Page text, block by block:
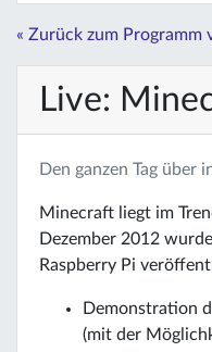
« Zurück zum Programm
Live:
Den ganzen Tag über
Minecraft liegt im
Dezember 2012
Raspberry Pi
Demonstration
(mit der